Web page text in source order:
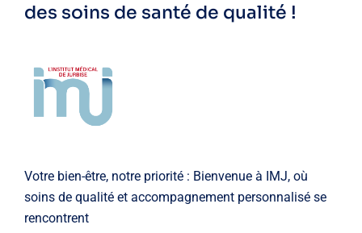
des soins de santé de qualité !
Votre bien-être, notre priorité : Bienvenue à IMJ, où
soins de qualité et accompagnement personnalisé se
rencontrent